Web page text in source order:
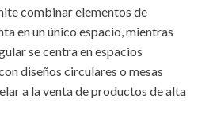
combinar elementos de
en un único espacio, mientras
se centra en espacios
diseños circulares o mesas
a la venta de productos de alta